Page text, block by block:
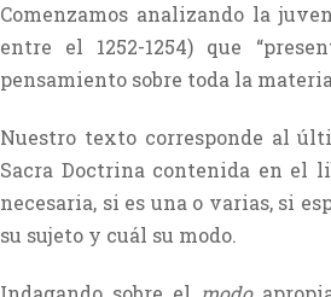
Comenzamos analizando la
entre el 1252-1254) que
pensamiento sobre toda la
Nuestro texto corresponde al
Sacra Doctrina contenida en el
necesaria, si es una o varias, si
su sujeto y cuál su modo.